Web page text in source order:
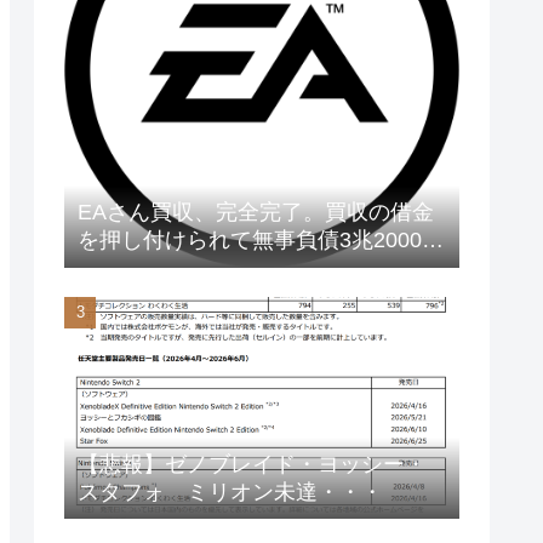
EAさん買収、完全完了。買収の借金
を押し付けられて無事負債3兆2000億
円に
【悲報】ゼノブレイド・ヨッシー・
スタフォ ミリオン未達・・・